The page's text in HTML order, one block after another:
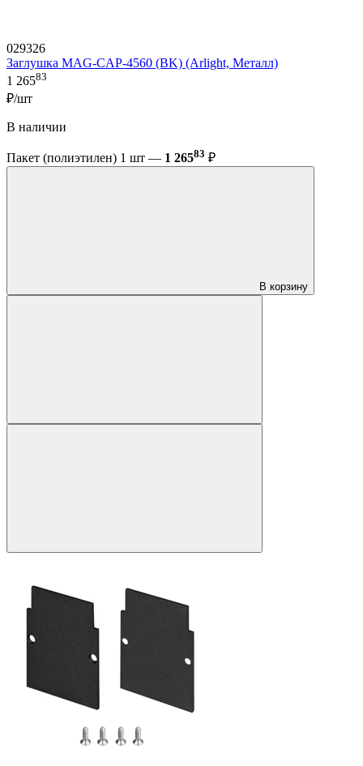
029326
Заглушка MAG-CAP-4560 (BK) (Arlight, Металл)
1 26583
₽/шт
В наличии
Пакет (полиэтилен) 1 шт — 1 26583 ₽
В корзину